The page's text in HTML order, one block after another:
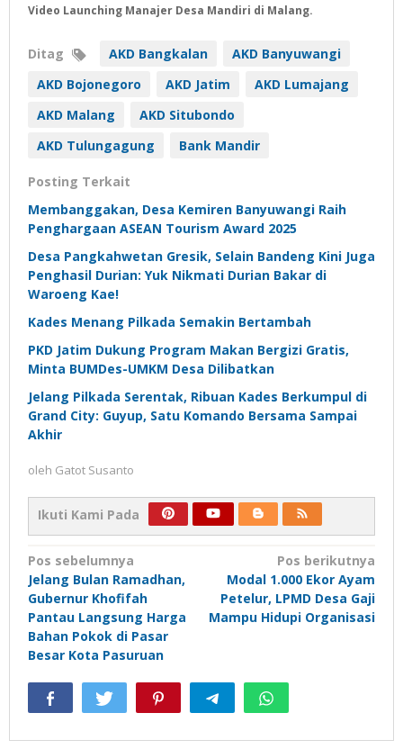
Video Launching Manajer Desa Mandiri di Malang.
Ditag AKD Bangkalan
AKD Banyuwangi
AKD Bojonegoro
AKD Jatim
AKD Lumajang
AKD Malang
AKD Situbondo
AKD Tulungagung
Bank Mandir
Posting Terkait
Membanggakan, Desa Kemiren Banyuwangi Raih
Penghargaan ASEAN Tourism Award 2025
Desa Pangkahwetan Gresik, Selain Bandeng Kini Juga
Penghasil Durian: Yuk Nikmati Durian Bakar di
Waroeng Kae!
Kades Menang Pilkada Semakin Bertambah
PKD Jatim Dukung Program Makan Bergizi Gratis,
Minta BUMDes-UMKM Desa Dilibatkan
Jelang Pilkada Serentak, Ribuan Kades Berkumpul di
Grand City: Guyup, Satu Komando Bersama Sampai
Akhir
oleh Gatot Susanto
Ikuti Kami Pada
Navigasi
pos
Pos sebelumnya
Jelang Bulan Ramadhan,
Gubernur Khofifah
Pantau Langsung Harga
Bahan Pokok di Pasar
Besar Kota Pasuruan
Pos berikutnya
Modal 1.000 Ekor Ayam
Petelur, LPMD Desa Gaji
Mampu Hidupi Organisasi